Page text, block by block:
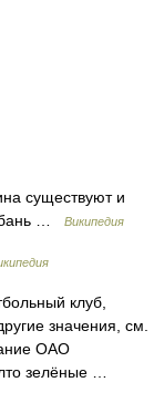
существуют и
…
Википедия
клуб,
значения, см.
ОАО
зелёные …